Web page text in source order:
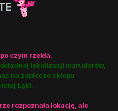
czym rzekła.
lokalizacji maruderów,
na zaplecze sklepu
Łąki.
rozpoznała lokację, ale